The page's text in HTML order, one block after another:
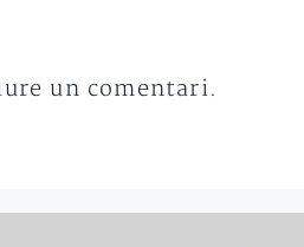
un comentari.